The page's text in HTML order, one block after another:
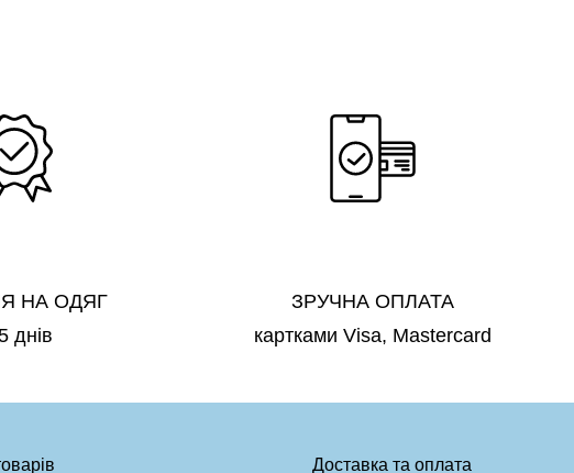
НА ОДЯГ
днів
ЗРУЧНА ОПЛАТА
картками Visa, Mastercard
Доставка та оплата